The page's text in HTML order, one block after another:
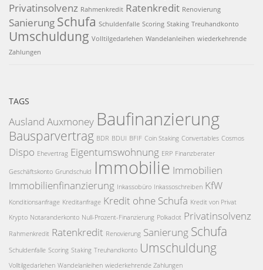
Privatinsolvenz Rahmenkredit Ratenkredit Renovierung
Sanierung Schufa Schuldenfalle Scoring Staking Treuhandkonto
Umschuldung Volltilgedarlehen Wandelanleihen wiederkehrende
Zahlungen
TAGS
Ausland Auxmoney Baufinanzierung
Bausparvertrag BDR BDUI BFIF Coin Staking Convertables Cosmos
Dispo Ehevertrag Eigentumswohnung ERP Finanzberater
Geschäftskonto Grundschuld Immobilie Immobilien
Immobilienfinanzierung Inkassobüro Inkassoschreiben KfW
Konditionsanfrage Kreditanfrage Kredit ohne Schufa Kredit von Privat
Krypto Notaranderkonto Null-Prozent-Finanzierung Polkadot Privatinsolvenz
Rahmenkredit Ratenkredit Renovierung Sanierung Schufa
Schuldenfalle Scoring Staking Treuhandkonto Umschuldung
Volltilgedarlehen Wandelanleihen wiederkehrende Zahlungen